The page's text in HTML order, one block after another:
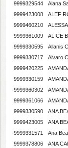
9999329544
Alana
9999423008
ALEF
9999460210
9999361009
ALICE
9999330595
Allanis
9999330717
Alvaro
9999420225
9999330159
9999360302
9999361066
9999330590
ANA
9999423005
ANA
9999331571
Ana
9999378806
ANA